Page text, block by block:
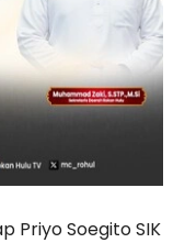
Priyo Soegito SIK